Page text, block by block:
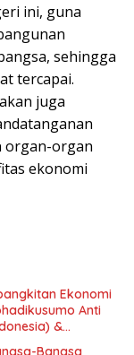
ini, guna
sehingga
tercapai.
juga
organ-organ
ekonomi
Ekonomi
Anti
&
Perekonomian
Bangsa